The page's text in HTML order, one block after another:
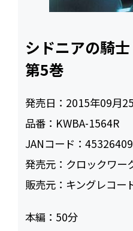
シドニアの騎
第5巻
発売日： 2015年09月
品番： KWBA-1564R
JANコード：
発売元： クロックワー
販売元： キングレコー
本編： 50